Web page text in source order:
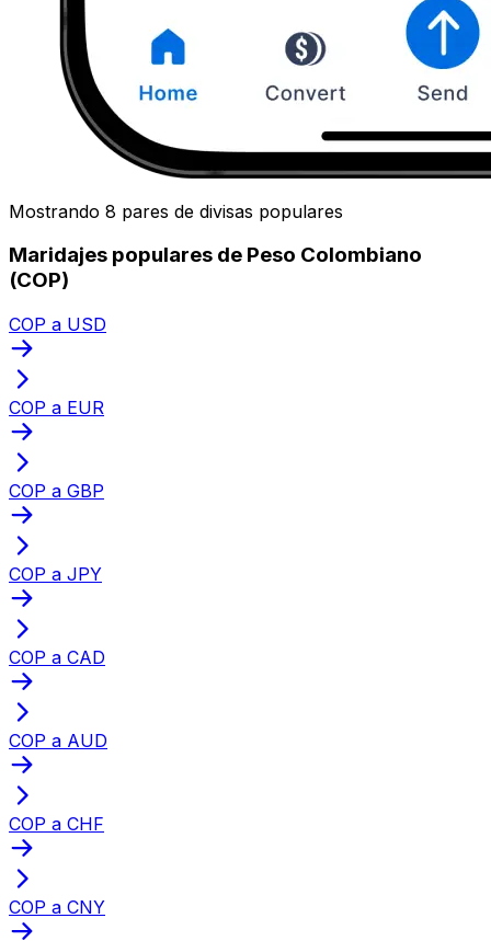
Mostrando 8 pares de divisas populares
Maridajes populares de Peso Colombiano
(COP)
COP a USD
COP a EUR
COP a GBP
COP a JPY
COP a CAD
COP a AUD
COP a CHF
COP a CNY